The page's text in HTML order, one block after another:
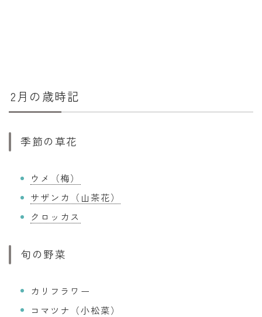
2月の歳時記
季節の草花
ウメ（梅）
サザンカ（山茶花）
クロッカス
旬の野菜
カリフラワー
コマツナ（小松菜）